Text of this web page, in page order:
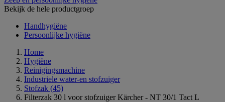
Bekijk de hele productgroep
Handhygiëne
Persoonlijke hygiëne
Home
Hygiëne
Reinigingsmachine
Industriele water-en stofzuiger
Stofzak (45)
Filterzak 30 l voor stofzuiger Kärcher - NT 30/1 Tact L